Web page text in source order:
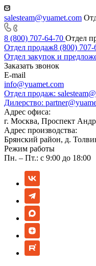
salesteam@yuamet.com
8 (800) 707-64-70 Отдел
Отдел продаж8 (800) 707-
Отдел закупок и
Заказать звонок
E-mail
info@yuamet.com
Отдел продаж:
Дилерство:
Адрес офиса:
г. Москва, Проспект
Адрес производства:
Брянский район, д.
Режим работы
Пн. – Пт.: с 9:00 до 18:00